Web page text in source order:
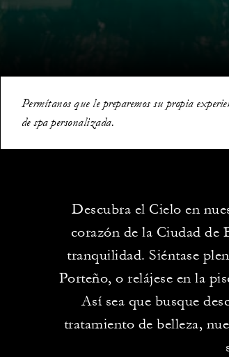
Permítanos que le preparemos su propia
de spa personalizada.
Descubra el Cielo en
corazón de la Ciudad de
tranquilidad. Siéntase
Porteño, o relájese en la
Así sea que busque
tratamiento de belleza,